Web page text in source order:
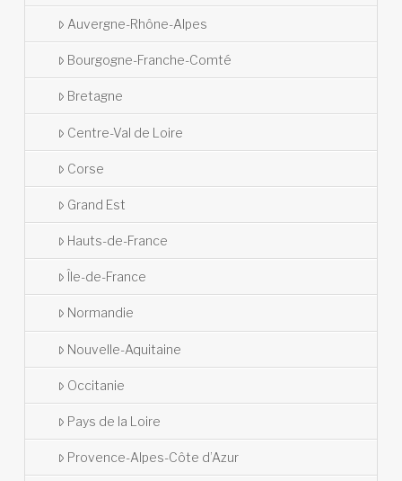
Auvergne-Rhône-Alpes
Bourgogne-Franche-Comté
Bretagne
Centre-Val de Loire
Corse
Grand Est
Hauts-de-France
Île-de-France
Normandie
Nouvelle-Aquitaine
Occitanie
Pays de la Loire
Provence-Alpes-Côte d’Azur